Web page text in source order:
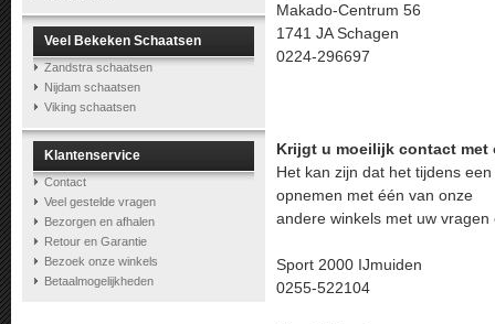
Veel Bekeken Schaatsen
Zandstra schaatsen
Nijdam schaatsen
Viking schaatsen
Klantenservice
Contact
Veel gestelde vragen
Bezorgen en afhalen
Retour en Garantie
Bezoek onze winkels
Betaalmogelijkheden
Makado-Centrum 56
1741 JA Schagen
0224-296697
Krijgt u moeilijk contact
Het kan zijn dat het tijdens
opnemen met één van onze
andere winkels met uw vragen
Sport 2000 IJmuiden
0255-522104